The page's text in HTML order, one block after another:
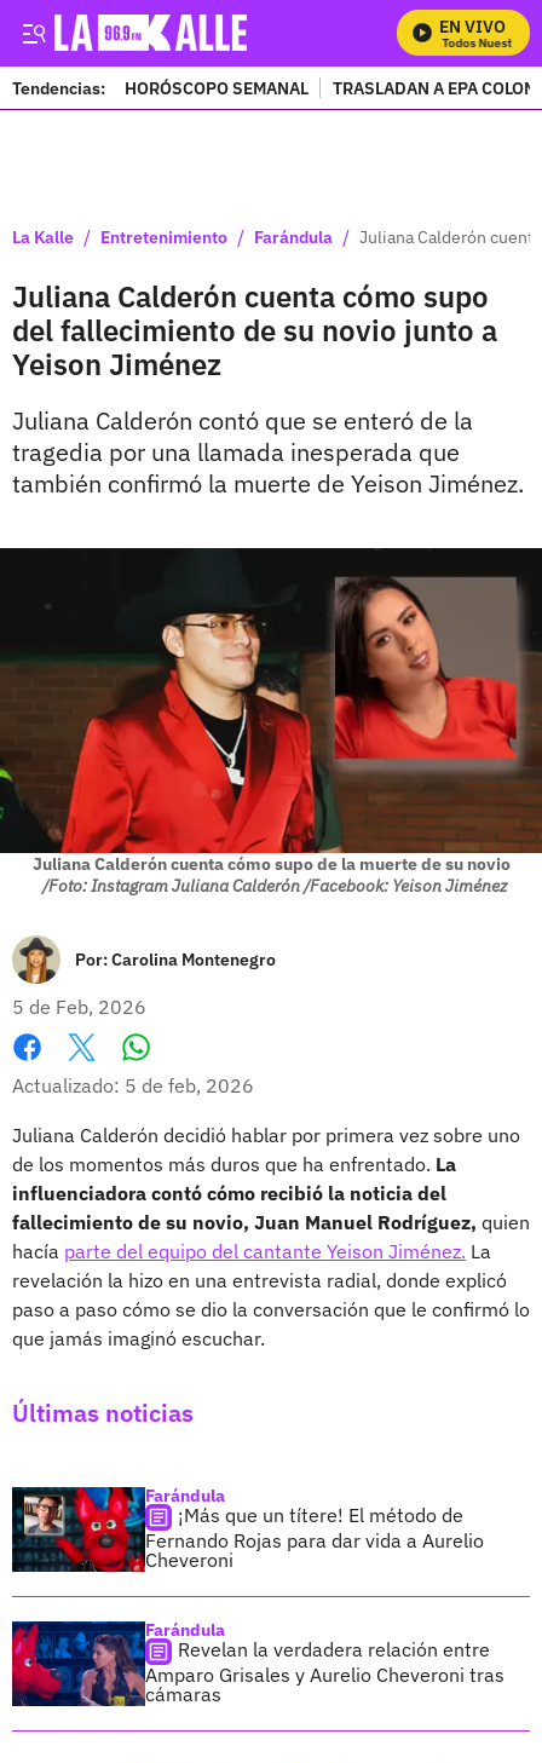
EN VIVO
Mira Todos Nuestros
Tendencias: HORÓSCOPO SEMANAL TRASLADAN A EPA
La Kalle / Entretenimiento / Farándula / Juliana Calderón
Juliana Calderón cuenta cómo supo
del fallecimiento de su novio junto a
Yeison Jiménez
Juliana Calderón contó que se enteró de la
tragedia por una llamada inesperada que
también confirmó la muerte de Yeison Jiménez.
Juliana Calderón cuenta cómo supo de la muerte de su novio
/Foto: Instagram Juliana Calderón /Facebook: Yeison Jiménez
Por:Carolina Montenegro
5 de Feb, 2026
Facebook
X
Actualizado: 5 de feb, 2026
Juliana Calderón decidió hablar por primera vez sobre uno
de los momentos más duros que ha enfrentado. La
influenciadora contó cómo recibió la noticia del
fallecimiento de su novio, Juan Manuel Rodríguez, quien
hacía parte del equipo del cantante Yeison Jiménez. La
revelación la hizo en una entrevista radial, donde explicó
paso a paso cómo se dio la conversación que le confirmó lo
que jamás imaginó escuchar.
Últimas noticias
Farándula
¡Más que un títere! El método de
Fernando Rojas para dar vida a Aurelio
Cheveroni
Farándula
Revelan la verdadera relación entre
Amparo Grisales y Aurelio Cheveroni tras
cámaras